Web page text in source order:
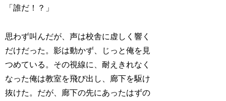
「誰だ！？」
思わず叫んだが、声は校舎に虚しく響く
だけだった。影は動かず、じっと俺を見
つめている。その視線に、耐えきれなく
なった俺は教室を飛び出し、廊下を駆け
抜けた。だが、廊下の先にあったはずの